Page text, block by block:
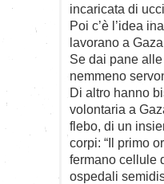
incaricata di
Poi c’è l’idea
lavorano a
Se dai pane
nemmeno
Di altro hanno
volontaria a
flebo, di un
corpi: “Il primo
fermano cellule
ospedali